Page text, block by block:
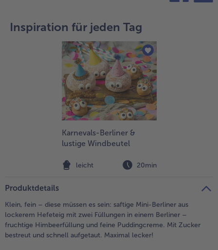
Inspiration für jeden Tag
Karnevals-Berliner &
lustige Windbeutel
leicht 20min
Produktdetails
Klein, fein – diese müssen es sein: saftige Mini-Berliner aus
lockerem Hefeteig mit zwei Füllungen in einem Berliner –
fruchtige Himbeerfüllung und feine Puddingcreme. Mit Zucker
bestreut und schnell aufgetaut. Maximal lecker!